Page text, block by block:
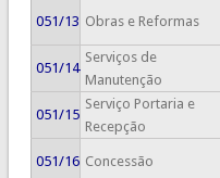
051/13 Obras e Reformas
051/14
Serviços de
Manutenção
051/15
Serviço Portaria e
Recepção
051/16 Concessão